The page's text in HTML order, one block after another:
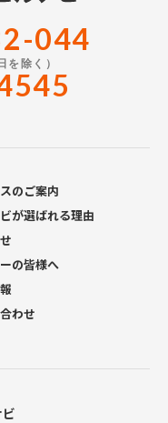
044
除く）
のご案内
が選ばれる理由
の皆様へ
わせ